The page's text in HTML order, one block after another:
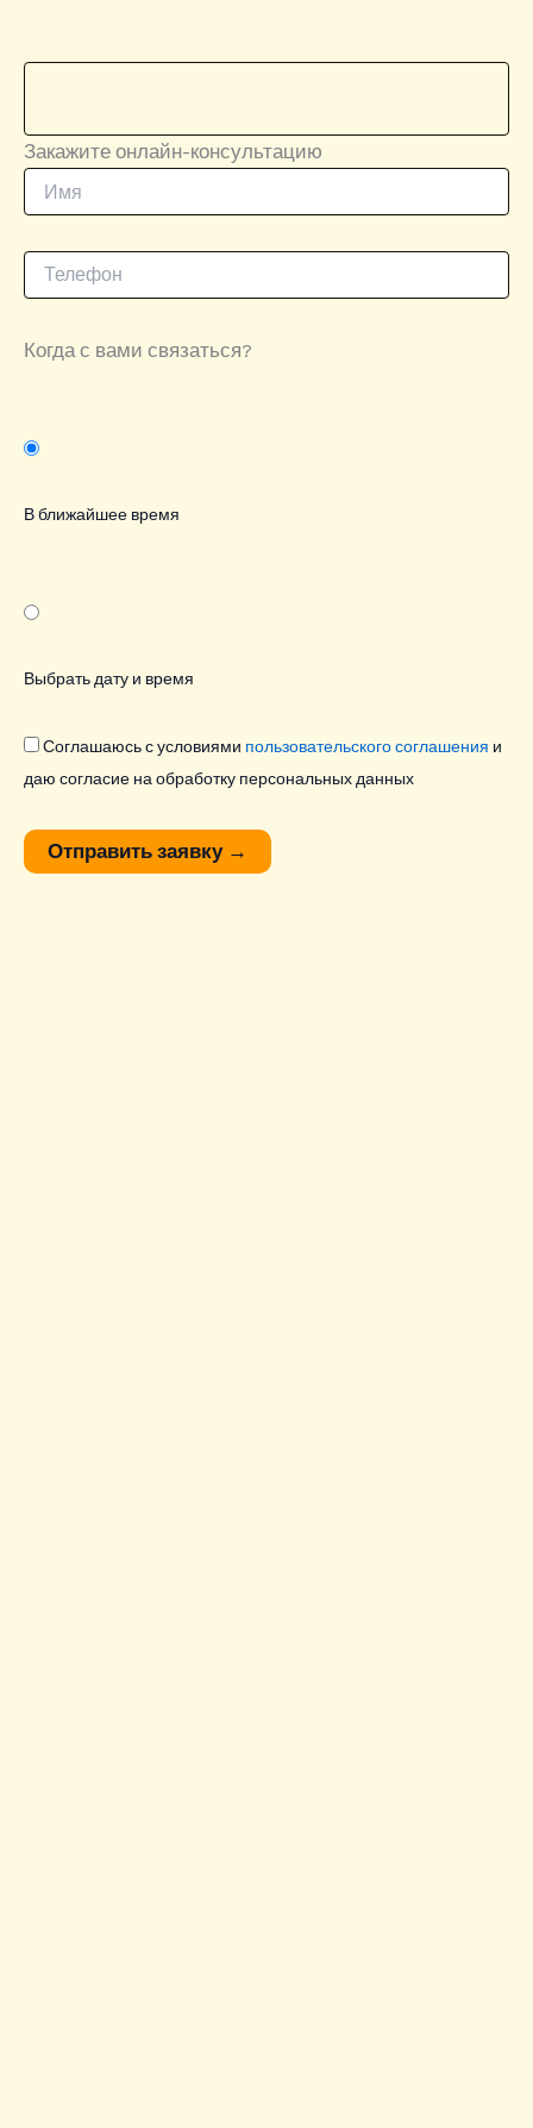
Закажите онлайн-консультацию
Когда с вами связаться?
В ближайшее время
Выбрать дату и время
Соглашаюсь с условиями пользовательского соглашения и
даю согласие на обработку персональных данных
Отправить заявку →